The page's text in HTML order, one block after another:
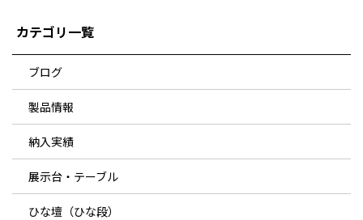
カテゴリ一覧
ブログ
製品情報
納入実績
展示台・テーブル
ひな壇（ひな段）